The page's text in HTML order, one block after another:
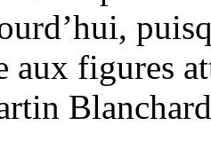
aux figures